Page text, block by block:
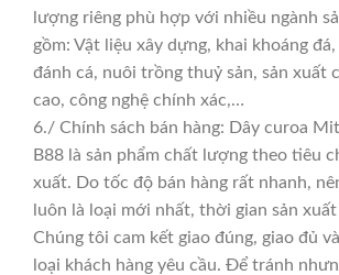
lượng riêng phù hợp với nhiều ngành
gồm: Vật liệu xây dựng, khai khoáng
đánh cá, nuôi trồng thuỷ sản, sản xuất
cao, công nghệ chính xác,…
6./ Chính sách bán hàng: Dây curoa
B88 là sản phẩm chất lượng theo tiêu
xuất. Do tốc độ bán hàng rất nhanh,
luôn là loại mới nhất, thời gian sản
Chúng tôi cam kết giao đúng, giao đủ
loại khách hàng yêu cầu. Để tránh